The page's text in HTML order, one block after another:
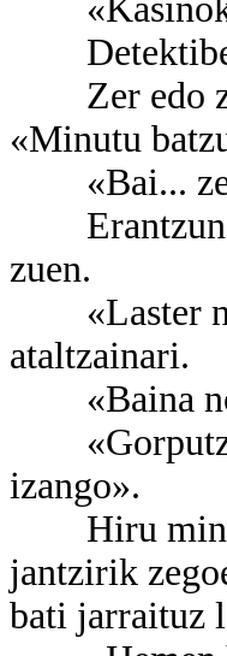
«Kasinoko
Zer edo
«Minutu
«Bai... zer
Erantzun
zuen.
«Laster
ataltzainari.
«Baina
«Gorputza
izango».
Hiru
jantzirik
bati jarraituz